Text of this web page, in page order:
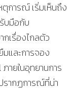
ตุการณ์ เริ่มเห็นถึง
บมือกับ
เรื่องไกลตัว
และการจอง
ายในอุทยานการ
รากฏการณ์ที่น่า